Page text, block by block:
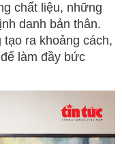
chất liệu, những
danh bản thân.
ra khoảng cách,
làm đầy bức